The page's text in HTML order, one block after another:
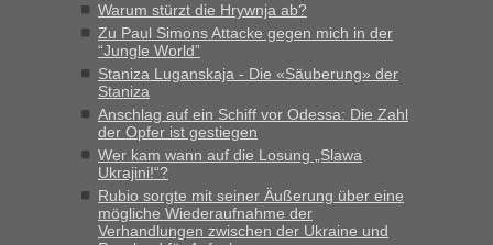
Recht, Visa und Dokumente • Deklaration
gebrauchter Kleidung beim Zoll
„Hallo Leute, ich weiß nicht, ob ich hier richtig bin mit meiner
Anfrage. Ich möchte 4 Umzugskartons mit gebrauchter
Straßen Kleidung bei der Einreise in die Ukraine
mitnehmen. Es ist gebrauchte Kleidung...“
Berichte und Reisetipps • Re: An welchem
Grenzübergang zwischen Polen und der Ukraine
Warum stürzt die Hrywnja ab?
Zu Paul Simons Attacke gegen mich in der
“Jungle World”
Staniza Luganskaja - Die «Säuberung» der
Staniza
Anschlag auf ein Schiff vor Odessa: Die Zahl
der Opfer ist gestiegen
Wer kam wann auf die Losung „Slawa
Ukrajini!“?
Rubio sorgte mit seiner Äußerung über eine
mögliche Wiederaufnahme der
Verhandlungen zwischen der Ukraine und